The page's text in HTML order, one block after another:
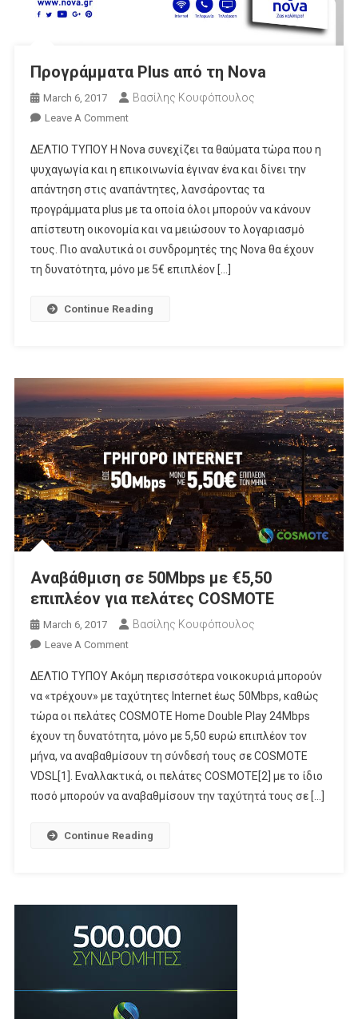
Προγράμματα Plus από τη Nova
March 6, 2017 Βασίλης Κουφόπουλος
Leave A CommentOn
Plus
Από
Τη
Nova
ΔΕΛΤΙΟ ΤΥΠΟΥ Η Nova συνεχίζει τα θαύματα τώρα που η
ψυχαγωγία και η επικοινωνία έγιναν ένα και δίνει την
απάντηση στις αναπάντητες, λανσάροντας τα
προγράμματα plus με τα οποία όλοι μπορούν να κάνουν
απίστευτη οικονομία και να μειώσουν το λογαριασμό
τους. Πιο αναλυτικά οι συνδρομητές της Nova θα έχουν
τη δυνατότητα, μόνο με 5€ επιπλέον […]
Continue Reading
Αναβάθμιση σε 50Mbps με €5,50
επιπλέον για πελάτες COSMOTE
March 6, 2017 Βασίλης Κουφόπουλος
Leave A CommentOn
Σε
50Mbps
Με
€5,50
Επιπλέον
Για
Πελάτες
ΔΕΛΤΙΟ ΤΥΠΟΥ Ακόμη περισσότερα νοικοκυριά μπορούν
να «τρέχουν» με ταχύτητες Internet έως 50Μbps, καθώς
τώρα οι πελάτες COSMOTE Home Double Play 24Mbps
έχουν τη δυνατότητα, μόνο με 5,50 ευρώ επιπλέον τον
μήνα, να αναβαθμίσουν τη σύνδεσή τους σε COSMOTE
VDSL[1]. Εναλλακτικά, οι πελάτες COSMOTE[2] με το ίδιο
ποσό μπορούν να αναβαθμίσουν την ταχύτητά τους σε […]
Continue Reading